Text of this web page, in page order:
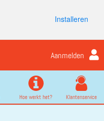
Installeren
Aanmelden
Hoe werkt het? Klantenservice